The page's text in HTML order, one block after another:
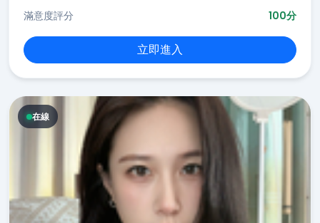
滿意度評分
100分
立即進入
在線